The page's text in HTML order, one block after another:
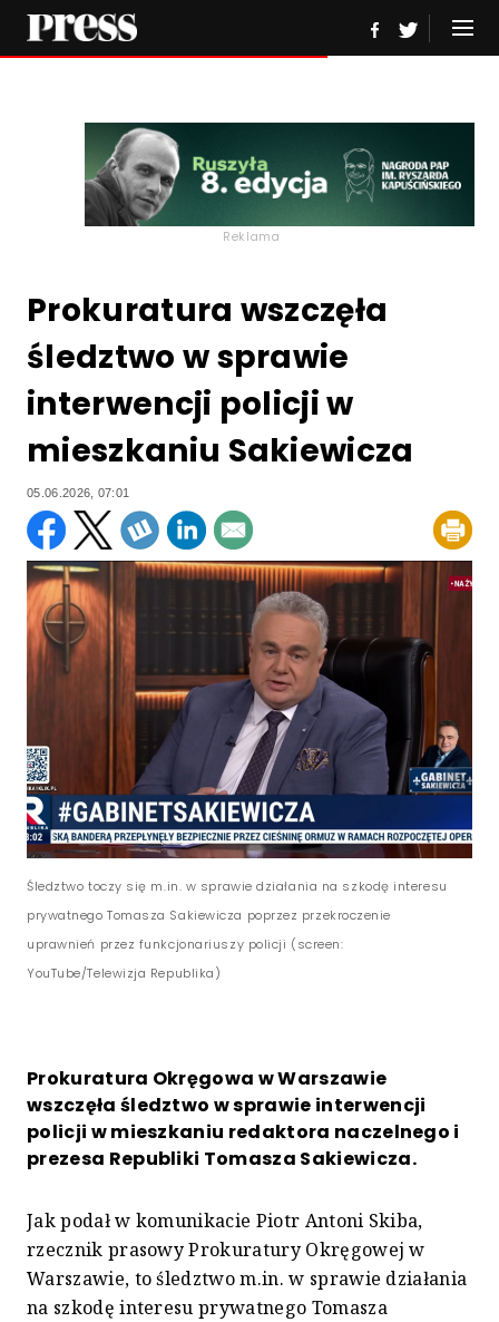
Reklama
Prokuratura wszczęła
śledztwo w sprawie
interwencji policji w
mieszkaniu Sakiewicza
05.06.2026, 07:01
Śledztwo toczy się m.in. w sprawie działania na szkodę interesu
prywatnego Tomasza Sakiewicza poprzez przekroczenie
uprawnień przez funkcjonariuszy policji (screen:
YouTube/Telewizja Republika)
Prokuratura Okręgowa w Warszawie
wszczęła śledztwo w sprawie interwencji
policji w mieszkaniu redaktora naczelnego i
prezesa Republiki Tomasza Sakiewicza.
Jak podał w komunikacie Piotr Antoni Skiba,
rzecznik prasowy Prokuratury Okręgowej w
Warszawie, to śledztwo m.in. w sprawie działania
na szkodę interesu prywatnego Tomasza